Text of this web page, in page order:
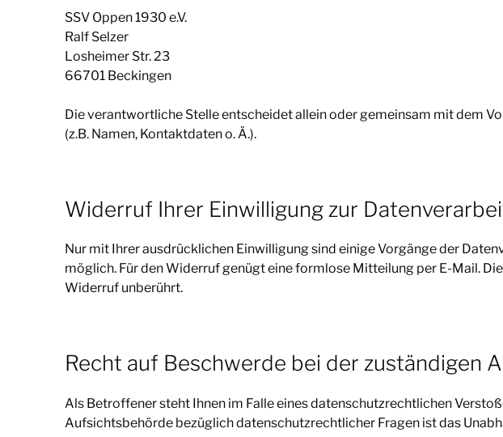
SSV Oppen 1930 e.V.
Ralf Selzer
Losheimer Str. 23
66701 Beckingen
Die verantwortliche Stelle entscheidet allein oder gemeinsam mit dem
(z.B. Namen, Kontaktdaten o. Ä.).
Widerruf Ihrer Einwilligung zur
Nur mit Ihrer ausdrücklichen Einwilligung sind einige Vorgänge der
möglich. Für den Widerruf genügt eine formlose Mitteilung per E-Mail.
Widerruf unberührt.
Recht auf Beschwerde bei der zuständigen
Als Betroffener steht Ihnen im Falle eines datenschutzrechtlichen
Aufsichtsbehörde bezüglich datenschutzrechtlicher Fragen ist das